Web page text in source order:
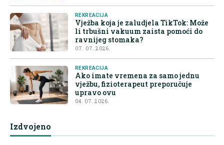
REKREACIJA
Vježba koja je zaludjela TikTok: Može
li trbušni vakuum zaista pomoći do
ravnijeg stomaka?
07. 07. 2026.
REKREACIJA
Ako imate vremena za samo jednu
vježbu, fizioterapeut preporučuje
upravo ovu
04. 07. 2026.
Izdvojeno